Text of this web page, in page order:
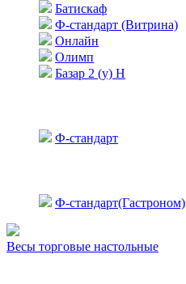
Батискаф
Ф-стандарт (Витрина)
Онлайн
Олимп
Базар 2 (у) Н
Ф-стандарт
Ф-стандарт(Гастроном)
Весы торговые настольные